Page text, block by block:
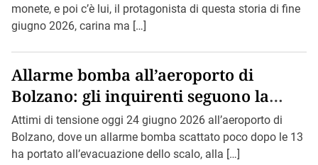
monete, e poi c’è lui, il protagonista di questa storia di fine
giugno 2026, carina ma […]
Allarme bomba all’aeroporto di
Bolzano: gli inquirenti seguono la
pista di Bin Loden.
Attimi di tensione oggi 24 giugno 2026 all’aeroporto di
Bolzano, dove un allarme bomba scattato poco dopo le 13
ha portato all’evacuazione dello scalo, alla […]